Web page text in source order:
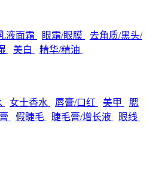
液面霜 眼霜/眼膜
去角质/黑头/
美白 精华/精油
女士香水 唇膏/口红 美甲
腮
假睫毛 睫毛膏/增长液
眼线